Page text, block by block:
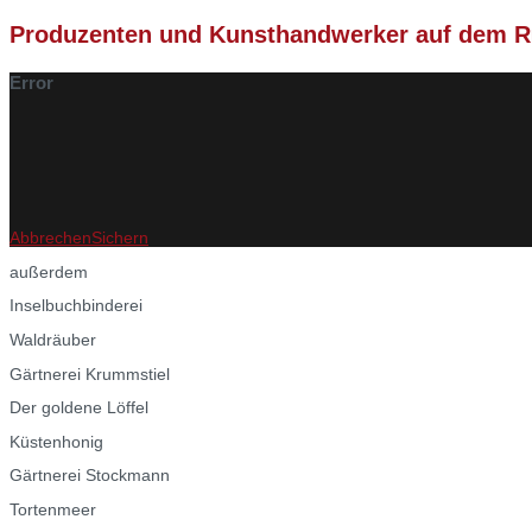
Produzenten und Kunsthandwerker auf dem
Error
AbbrechenSichern
außerdem
Inselbuchbinderei
Waldräuber
Gärtnerei Krummstiel
Der goldene Löffel
Küstenhonig
Gärtnerei Stockmann
Tortenmeer